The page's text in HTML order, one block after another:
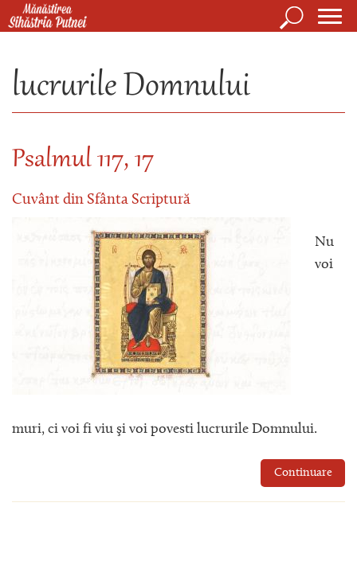
Mergi la conţinutul principal
Căutare
lucrurile Domnului
Psalmul 117, 17
Cuvânt din Sfânta Scriptură
Nu
voi
muri, ci voi fi viu şi voi povesti lucrurile Domnului.
Continuare